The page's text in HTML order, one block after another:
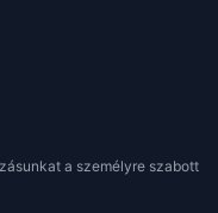
a személyre szabott